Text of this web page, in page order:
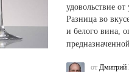
удовольствие от
Разница во
и белого вина,
от Дмитрий